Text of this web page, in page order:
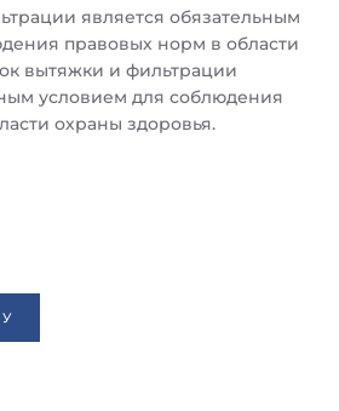
является обязательным
правовых норм в области
вытяжки и фильтрации
условием для соблюдения
охраны здоровья.